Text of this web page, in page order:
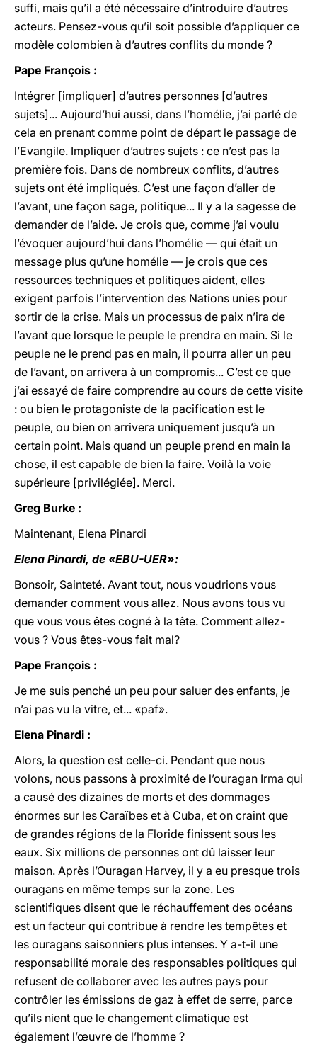
suffi, mais qu’il a été nécessaire d’introduire d’autres
acteurs. Pensez-vous qu’il soit possible d’appliquer ce
modèle colombien à d’autres conflits du monde ?
Pape François :
Intégrer [impliquer] d’autres personnes [d’autres
sujets]... Aujourd’hui aussi, dans l’homélie, j’ai parlé de
cela en prenant comme point de départ le passage de
l’Evangile. Impliquer d’autres sujets : ce n’est pas la
première fois. Dans de nombreux conflits, d’autres
sujets ont été impliqués. C’est une façon d’aller de
l’avant, une façon sage, politique... Il y a la sagesse de
demander de l’aide. Je crois que, comme j’ai voulu
l’évoquer aujourd’hui dans l’homélie — qui était un
message plus qu’une homélie — je crois que ces
ressources techniques et politiques aident, elles
exigent parfois l’intervention des Nations unies pour
sortir de la crise. Mais un processus de paix n’ira de
l’avant que lorsque le peuple le prendra en main. Si le
peuple ne le prend pas en main, il pourra aller un peu
de l’avant, on arrivera à un compromis... C’est ce que
j’ai essayé de faire comprendre au cours de cette visite
: ou bien le protagoniste de la pacification est le
peuple, ou bien on arrivera uniquement jusqu’à un
certain point. Mais quand un peuple prend en main la
chose, il est capable de bien la faire. Voilà la voie
supérieure [privilégiée]. Merci.
Greg Burke :
Maintenant, Elena Pinardi
Elena Pinardi, de «EBU-UER»:
Bonsoir, Sainteté. Avant tout, nous voudrions vous
demander comment vous allez. Nous avons tous vu
que vous vous êtes cogné à la tête. Comment allez-
vous ? Vous êtes-vous fait mal?
Pape François :
Je me suis penché un peu pour saluer des enfants, je
n’ai pas vu la vitre, et... «paf».
Elena Pinardi :
Alors, la question est celle-ci. Pendant que nous
volons, nous passons à proximité de l’ouragan Irma qui
a causé des dizaines de morts et des dommages
énormes sur les Caraïbes et à Cuba, et on craint que
de grandes régions de la Floride finissent sous les
eaux. Six millions de personnes ont dû laisser leur
maison. Après l’Ouragan Harvey, il y a eu presque trois
ouragans en même temps sur la zone. Les
scientifiques disent que le réchauffement des océans
est un facteur qui contribue à rendre les tempêtes et
les ouragans saisonniers plus intenses. Y a-t-il une
responsabilité morale des responsables politiques qui
refusent de collaborer avec les autres pays pour
contrôler les émissions de gaz à effet de serre, parce
qu’ils nient que le changement climatique est
également l’œuvre de l’homme ?